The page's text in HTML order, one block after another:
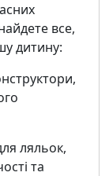
все,
дитину:
ляльок,
та